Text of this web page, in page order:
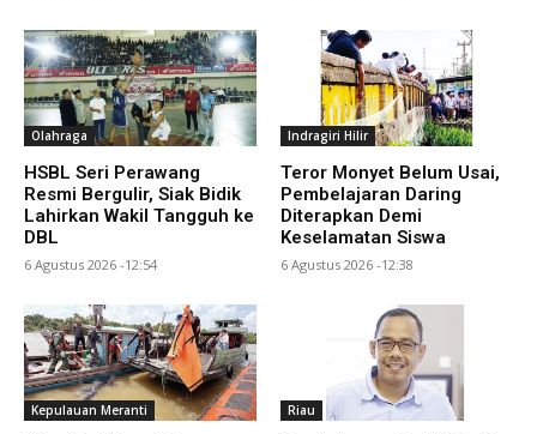
Olahraga
HSBL Seri Perawang
Resmi Bergulir, Siak Bidik
Lahirkan Wakil Tangguh ke
DBL
6 Agustus 2026 -12:54
Indragiri Hilir
Teror Monyet Belum Usai,
Pembelajaran Daring
Diterapkan Demi
Keselamatan Siswa
6 Agustus 2026 -12:38
Kepulauan Meranti Riau